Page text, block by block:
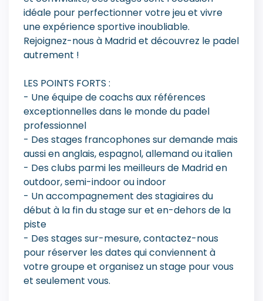
idéale pour perfectionner votre jeu et vivre
une expérience sportive inoubliable.
Rejoignez-nous à Madrid et découvrez le padel
autrement !
LES POINTS FORTS :
- Une équipe de coachs aux références
exceptionnelles dans le monde du padel
professionnel
- Des stages francophones sur demande mais
aussi en anglais, espagnol, allemand ou italien
- Des clubs parmi les meilleurs de Madrid en
outdoor, semi-indoor ou indoor
- Un accompagnement des stagiaires du
début à la fin du stage sur et en-dehors de la
piste
- Des stages sur-mesure, contactez-nous
pour réserver les dates qui conviennent à
votre groupe et organisez un stage pour vous
et seulement vous.